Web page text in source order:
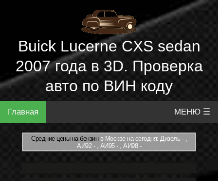
Buick Lucerne CXS sedan
2007 года в 3D. Проверка
авто по ВИН коду
Главная МЕНЮ ☰
Средние цены на бензинв Москве на сегодня: Дизель - ,
АИ92 - , АИ95 - , АИ98 -